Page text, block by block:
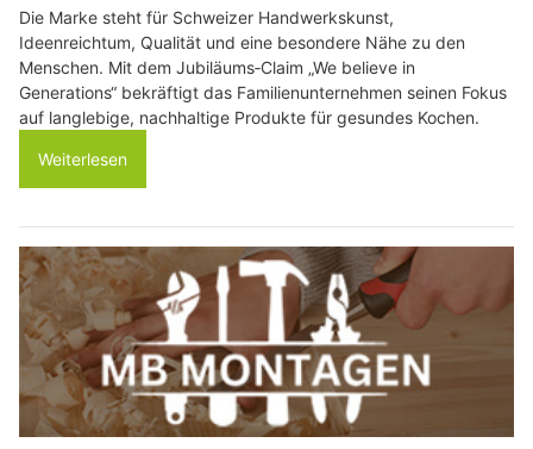
Die Marke steht für Schweizer Handwerkskunst,
Ideenreichtum, Qualität und eine besondere Nähe zu den
Menschen. Mit dem Jubiläums‑Claim „We believe in
Generations“ bekräftigt das Familienunternehmen seinen Fokus
auf langlebige, nachhaltige Produkte für gesundes Kochen.
Weiterlesen